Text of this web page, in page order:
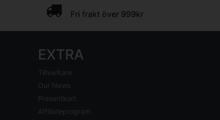
Fri frakt över 999kr
EXTRA
Tillverkare
Our News
Presentkort
Affiliateprogram